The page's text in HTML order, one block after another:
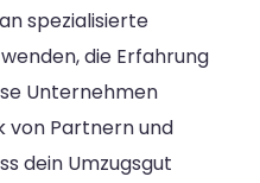
spezialisierte
die Erfahrung
Unternehmen
von Partnern und
dein Umzugsgut